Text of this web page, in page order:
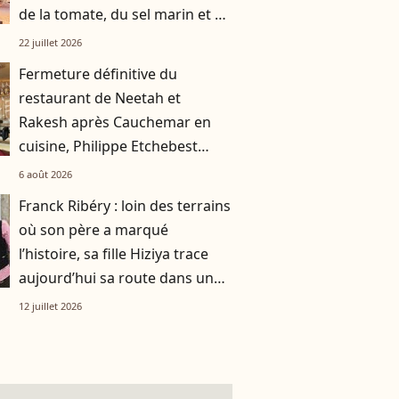
de la tomate, du sel marin et un
smoothie"
22 juillet 2026
Fermeture définitive du
restaurant de Neetah et
Rakesh après Cauchemar en
cuisine, Philippe Etchebest
pensait les avoir sauvés
6 août 2026
Franck Ribéry : loin des terrains
où son père a marqué
l’histoire, sa fille Hiziya trace
aujourd’hui sa route dans un
tout autre univers
12 juillet 2026